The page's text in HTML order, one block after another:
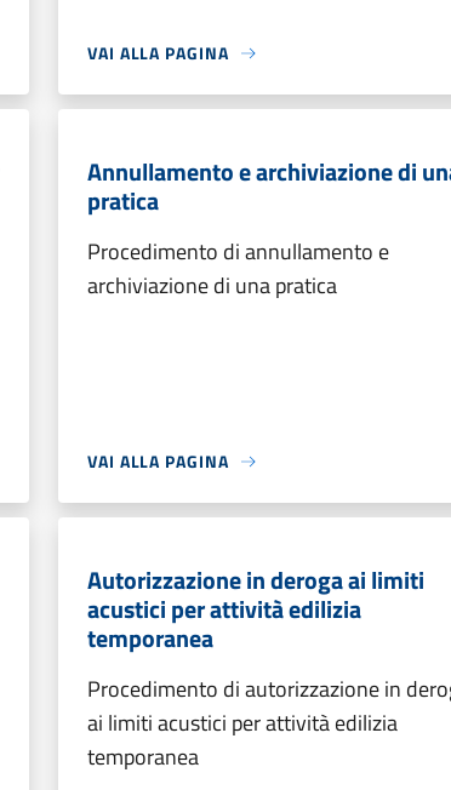
VAI ALLA PAGINA
Annullamento e archiviazione di
pratica
Procedimento di annullamento e
archiviazione di una pratica
VAI ALLA PAGINA
Autorizzazione in deroga ai limiti
acustici per attività edilizia
temporanea
Procedimento di autorizzazione in
ai limiti acustici per attività edilizia
temporanea